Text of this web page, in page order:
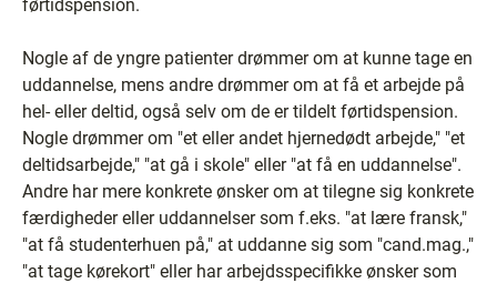
førtidspension.
Nogle af de yngre patienter drømmer om at kunne tage en
uddannelse, mens andre drømmer om at få et arbejde på
hel- eller deltid, også selv om de er tildelt førtidspension.
Nogle drømmer om "et eller andet hjernedødt arbejde," "et
deltidsarbejde," "at gå i skole" eller "at få en uddannelse".
Andre har mere konkrete ønsker om at tilegne sig konkrete
færdigheder eller uddannelser som f.eks. "at lære fransk,"
"at få studenterhuen på," at uddanne sig som "cand.mag.,"
"at tage kørekort" eller har arbejdsspecifikke ønsker som